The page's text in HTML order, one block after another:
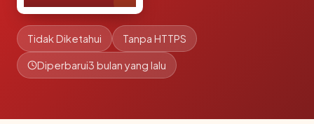
Tidak Diketahui Tanpa HTTPS
Diperbarui3 bulan yang lalu